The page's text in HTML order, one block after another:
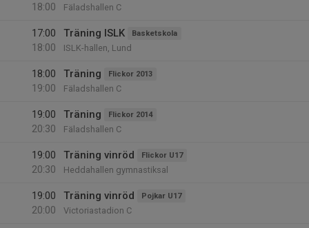
18:00
Fäladshallen C
17:00
18:00
Träning ISLK Basketskola
ISLK-hallen, Lund
18:00
19:00
Träning Flickor 2013
Fäladshallen C
19:00
20:30
Träning Flickor 2014
Fäladshallen C
19:00
20:30
Träning vinröd Flickor U17
Heddahallen gymnastiksal
19:00
20:00
Träning vinröd Pojkar U17
Victoriastadion C